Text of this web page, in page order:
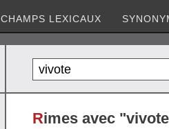
CHAMPS LEXICAUX
Rimes avec